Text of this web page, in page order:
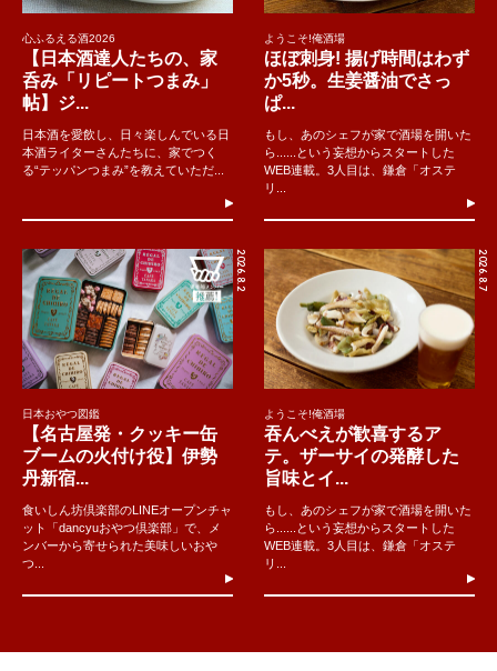
心ふるえる酒2026
【日本酒達人たちの、家
呑み「リピートつまみ」
帖】ジ...
日本酒を愛飲し、日々楽しんでいる日
本酒ライターさんたちに、家でつく
る“テッパンつまみ”を教えていただ...
ようこそ!俺酒場
ほぼ刺身! 揚げ時間はわず
か5秒。生姜醤油でさっ
ぱ...
もし、あのシェフが家で酒場を開いた
ら......という妄想からスタートした
WEB連載。3人目は、鎌倉「オステ
リ...
2026.8.2
日本おやつ図鑑
【名古屋発・クッキー缶
ブームの火付け役】伊勢
丹新宿...
食いしん坊倶楽部のLINEオープンチャ
ット「dancyuおやつ倶楽部」で、メ
ンバーから寄せられた美味しいおや
つ...
2026.8.7
ようこそ!俺酒場
吞んべえが歓喜するア
テ。ザーサイの発酵した
旨味とイ...
もし、あのシェフが家で酒場を開いた
ら......という妄想からスタートした
WEB連載。3人目は、鎌倉「オステ
リ...